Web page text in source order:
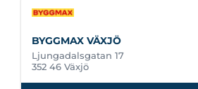
BYGGMAX VÄXJÖ
Ljungadalsgatan 17
352 46 Växjö